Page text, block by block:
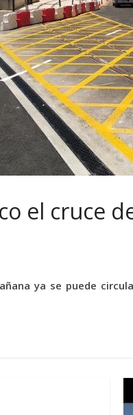
el cruce
ya se puede